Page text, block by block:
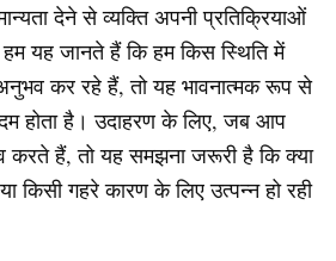
देने से व्यक्ति अपनी प्रतिक्रियाओं
यह जानते हैं कि हम किस स्थिति में
कर रहे हैं, तो यह भावनात्मक रूप से
होता है। उदाहरण के लिए, जब आप
करते हैं, तो यह समझना जरूरी है कि क्या
किसी गहरे कारण के लिए उत्पन्न हो रही